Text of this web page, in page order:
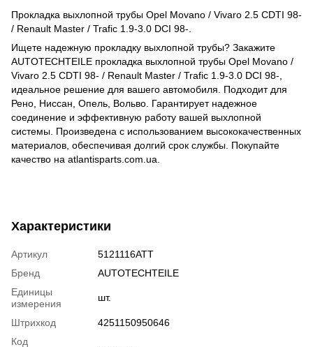
Прокладка выхлопной трубы Opel Movano / Vivaro 2.5 CDTI 98-
/ Renault Master / Trafic 1.9-3.0 DCI 98-.
Ищете надежную прокладку выхлопной трубы? Закажите
AUTOTECHTEILE прокладка выхлопной трубы Opel Movano /
Vivaro 2.5 CDTI 98- / Renault Master / Trafic 1.9-3.0 DCI 98-,
идеальное решение для вашего автомобиля. Подходит для
Рено, Ниссан, Опель, Вольво. Гарантирует надежное
соединение и эффективную работу вашей выхлопной
системы. Произведена с использованием высококачественных
материалов, обеспечивая долгий срок службы. Покупайте
качество на atlantisparts.com.ua.
Характеристики
Артикул
5121116ATT
Бренд
AUTOTECHTEILE
Единицы
измерения
шт.
Штрихкод
4251150950646
Код